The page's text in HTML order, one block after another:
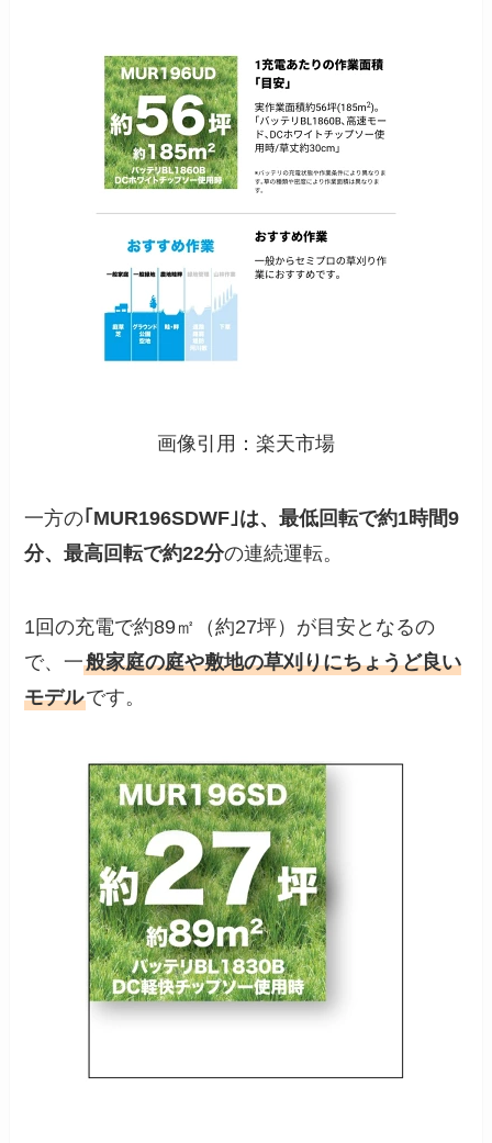
画像引用：楽天市場
一方の｢MUR196SDWF｣は、最低回転で約1時間9
分、最高回転で約22分の連続運転。
1回の充電で約89㎡（約27坪）が目安となるの
で、一般家庭の庭や敷地の草刈りにちょうど良い
モデルです。